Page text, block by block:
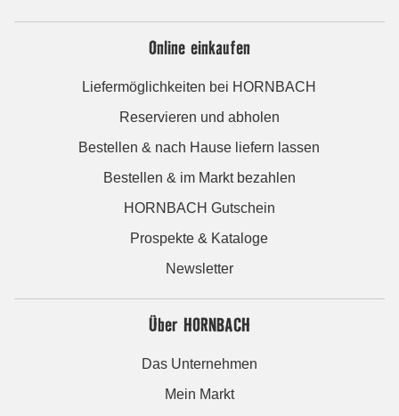
Online einkaufen
Liefermöglichkeiten bei HORNBACH
Reservieren und abholen
Bestellen & nach Hause liefern lassen
Bestellen & im Markt bezahlen
HORNBACH Gutschein
Prospekte & Kataloge
Newsletter
Über HORNBACH
Das Unternehmen
Mein Markt